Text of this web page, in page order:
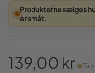
Produkterne sælges
er småt.
139,00 kr Få